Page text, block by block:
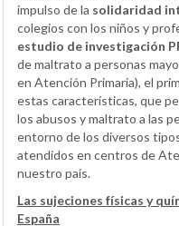
impulso de la solidaridad
colegios con los niños y
estudio de investigación
de maltrato a personas
en Atención Primaria), el
estas características, que
los abusos y maltrato a las
entorno de los diversos
atendidos en centros de
nuestro país.
Las sujeciones físicas y
España